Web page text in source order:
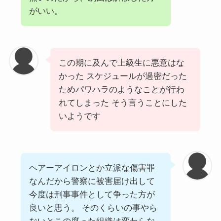
がいい。
この期に及んで上級生に悪意はな
かった スケジュールが過密だった
ためパワハラのようなことが行わ
れてしまった そう言うことにした
いようです
ヘアーアイロンとか立派な傷害罪
なんだから警察に被害届け出して
今度は刑事事件として争った方が
良いと思う。 そのくらいの事やら